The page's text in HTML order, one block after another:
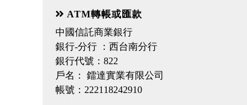
ATM轉帳或匯款
中國信託商業銀行
銀行-分行 ：西台南分行
銀行代號：822
戶名： 鐳達實業有限公司
帳號：222118242910